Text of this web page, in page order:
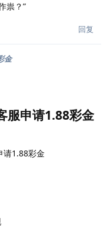
祟？”
回复
金
服申请1.88彩金
请1.88彩金